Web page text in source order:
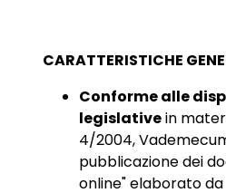
CARATTERISTICHE
Conforme alle
legislativein
4/2004,
pubblicazione dei
online" elaborato da